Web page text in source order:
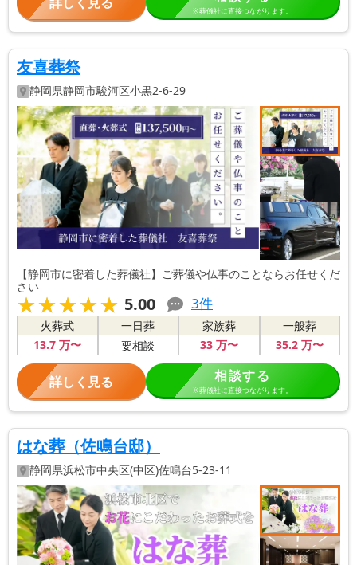
※葬儀社に直接つながります。
友喜葬祭
静岡県静岡市駿河区小黒2-6-29
【静岡市に密着した葬儀社】ご葬儀や仏事のことならお任せくだ
さい
★★★★★
★★★★★ 5.00 3件
火葬式
13.7万〜
一日葬
要相談
家族葬
33万〜
一般葬
35.2 万〜
詳しく見る 相談する
※葬儀社に直接つながります。
はな葬（佐鳴台邸）
静岡県浜松市中央区(中区)佐鳴台5-23-11